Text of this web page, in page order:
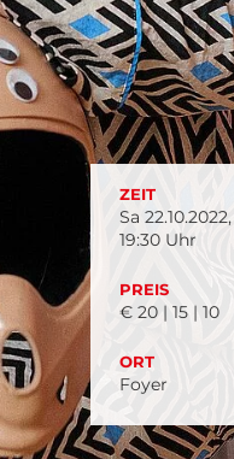
ZEIT
Sa 22.10.2022,
19:30 Uhr
PREIS
€ 20 | 15 | 10
ORT
Foyer